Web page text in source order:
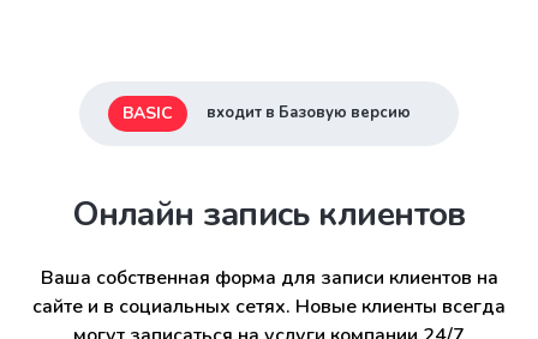
BASIC входит в Базовую версию
Онлайн запись клиентов
Ваша собственная форма для записи клиентов на
сайте и в социальных сетях. Новые клиенты всегда